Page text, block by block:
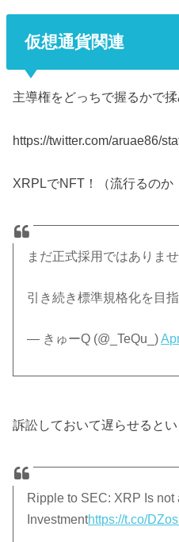
仮想通貨関連
主導権をどっちで握るかで揉
https://twitter.com/aruae86/
XRPLでNFT！（流行るのか
まだ正式採用ではありま
引き続き標準規格化を目
— きゅーQ (@_TeQu_)
訴訟しておいて遅らせると
Ripple to SEC: XRP Is not
Investmenthttps://t.co/